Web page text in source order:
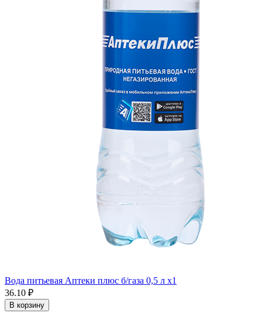
Вода питьевая Аптеки плюс б/газа 0,5 л x1
36.10 ₽
В корзину